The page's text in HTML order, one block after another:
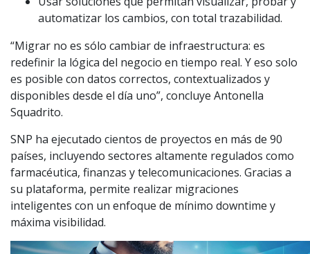
automatizar los cambios, con total trazabilidad.
“Migrar no es sólo cambiar de infraestructura: es
redefinir la lógica del negocio en tiempo real. Y eso solo
es posible con datos correctos, contextualizados y
disponibles desde el día uno”, concluye Antonella
Squadrito.
SNP ha ejecutado cientos de proyectos en más de 90
países, incluyendo sectores altamente regulados como
farmacéutica, finanzas y telecomunicaciones. Gracias a
su plataforma, permite realizar migraciones
inteligentes con un enfoque de mínimo downtime y
máxima visibilidad.